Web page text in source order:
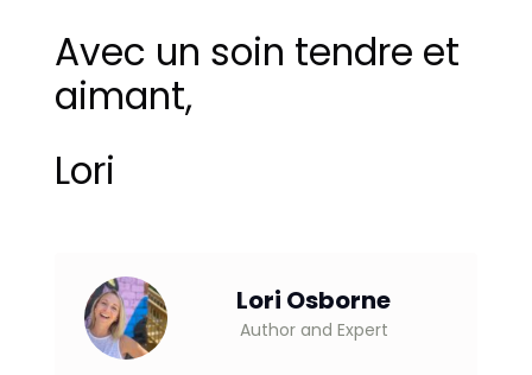
Avec un soin tendre et
aimant,
Lori
Lori Osborne
Author and Expert